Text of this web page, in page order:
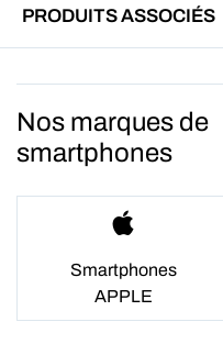
PRODUITS ASSOCIÉS
Nos marques de
smartphones
Smartphones
APPLE